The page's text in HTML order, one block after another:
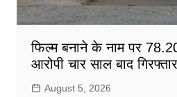
फिल्म बनाने के नाम पर
आरोपी चार साल बाद
August 5, 2026